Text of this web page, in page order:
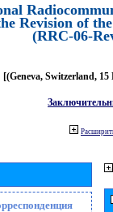
Revision of
(RRC-06-
[(Geneva, Switzerland, 15